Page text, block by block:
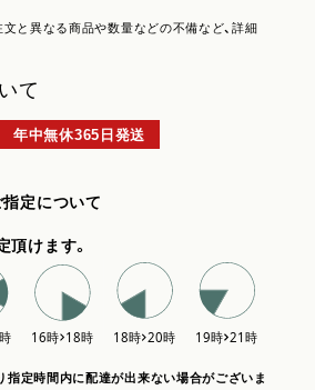
文と異なる商品や数量などの不備など、詳細
て
年中無休365日発送
定について
頂けます。
定時間内に配達が出来ない場合がございま